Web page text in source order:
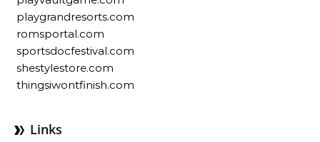
playgrandresorts.com
romsportal.com
sportsdocfestival.com
shestylestore.com
thingsiwontfinish.com
Links